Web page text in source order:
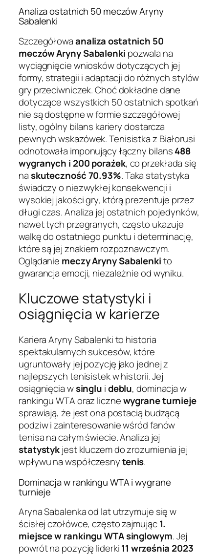
Analiza ostatnich 50 meczów Aryny
Sabalenki
Szczegółowaanaliza ostatnich 50
meczów Aryny Sabalenki pozwala na
wyciągnięcie wniosków dotyczących jej
formy, strategii i adaptacji do różnych stylów
gry przeciwniczek. Choć dokładne dane
dotyczące wszystkich 50 ostatnich spotkań
nie są dostępne w formie szczegółowej
listy, ogólny bilans kariery dostarcza
pewnych wskazówek. Tenisistka z Białorusi
odnotowała imponujący łączny bilans488
wygranych i 200 porażek, co przekłada się
naskuteczność 70.93%. Taka statystyka
świadczy o niezwykłej konsekwencji i
wysokiej jakości gry, którą prezentuje przez
długi czas. Analiza jej ostatnich pojedynków,
nawet tych przegranych, często ukazuje
walkę do ostatniego punktu i determinację,
które są jej znakiem rozpoznawczym.
Oglądanie meczy Aryny Sabalenkito
gwarancja emocji, niezależnie od wyniku.
Kluczowe statystyki i
osiągnięcia w karierze
Kariera Aryny Sabalenki to historia
spektakularnych sukcesów, które
ugruntowały jej pozycję jako jednej z
najlepszych tenisistek w historii. Jej
osiągnięcia wsinglu ideblu, dominacja w
rankingu WTA oraz licznewygrane turnieje
sprawiają, że jest ona postacią budzącą
podziw i zainteresowanie wśród fanów
tenisa na całym świecie. Analiza jej
statystykjest kluczem do zrozumienia jej
wpływu na współczesnytenis.
Dominacja w rankingu WTA i wygrane
turnieje
Aryna Sabalenka od lat utrzymuje się w
ścisłej czołówce, często zajmując1.
miejsce w rankingu WTA singlowym. Jej
powrót na pozycję liderki11 września 2023